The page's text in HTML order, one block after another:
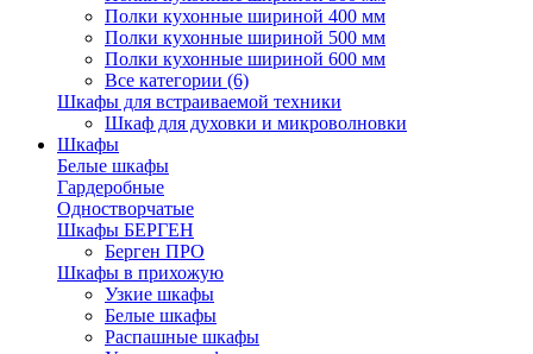
Полки кухонные шириной 400 мм
Полки кухонные шириной 500 мм
Полки кухонные шириной 600 мм
Все категории (6)
Шкафы для встраиваемой техники
Шкаф для духовки и микроволновки
Шкафы
Белые шкафы
Гардеробные
Одностворчатые
Шкафы БЕРГЕН
Берген ПРО
Шкафы в прихожую
Узкие шкафы
Белые шкафы
Распашные шкафы